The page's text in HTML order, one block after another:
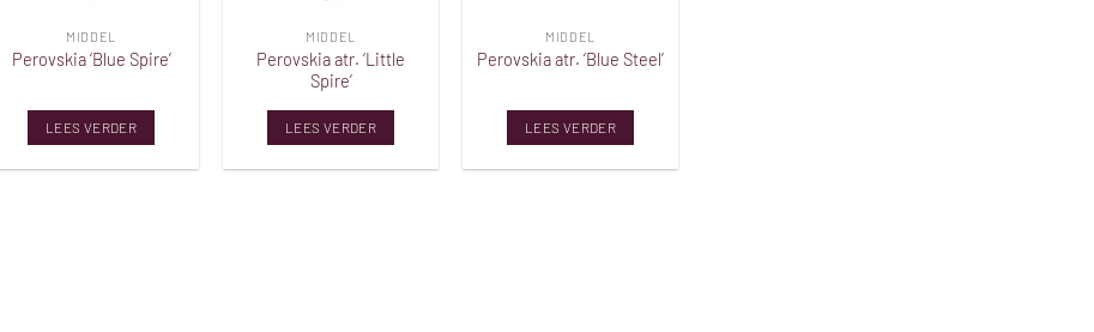
MIDDEL
Perovskia ‘Blue Spire’
LEES VERDER
MIDDEL
Perovskia atr. ‘Little
Spire’
LEES VERDER
MIDDEL
Perovskia atr. ‘Blue Steel’
LEES VERDER